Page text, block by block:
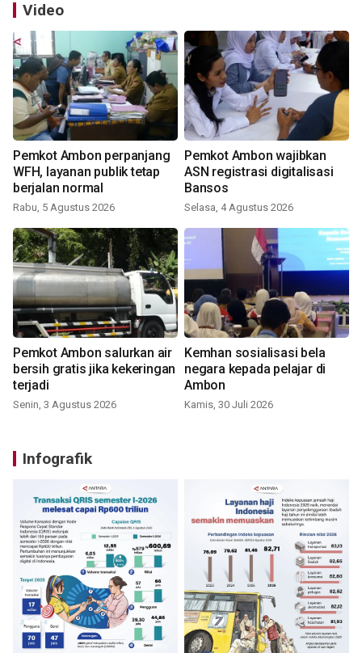
Video
Pemkot Ambon perpanjang
WFH, layanan publik tetap
berjalan normal
Rabu, 5 Agustus 2026
Pemkot Ambon wajibkan
ASN registrasi digitalisasi
Bansos
Selasa, 4 Agustus 2026
Pemkot Ambon salurkan air
bersih gratis jika kekeringan
terjadi
Senin, 3 Agustus 2026
Kemhan sosialisasi bela
negara kepada pelajar di
Ambon
Kamis, 30 Juli 2026
Infografik